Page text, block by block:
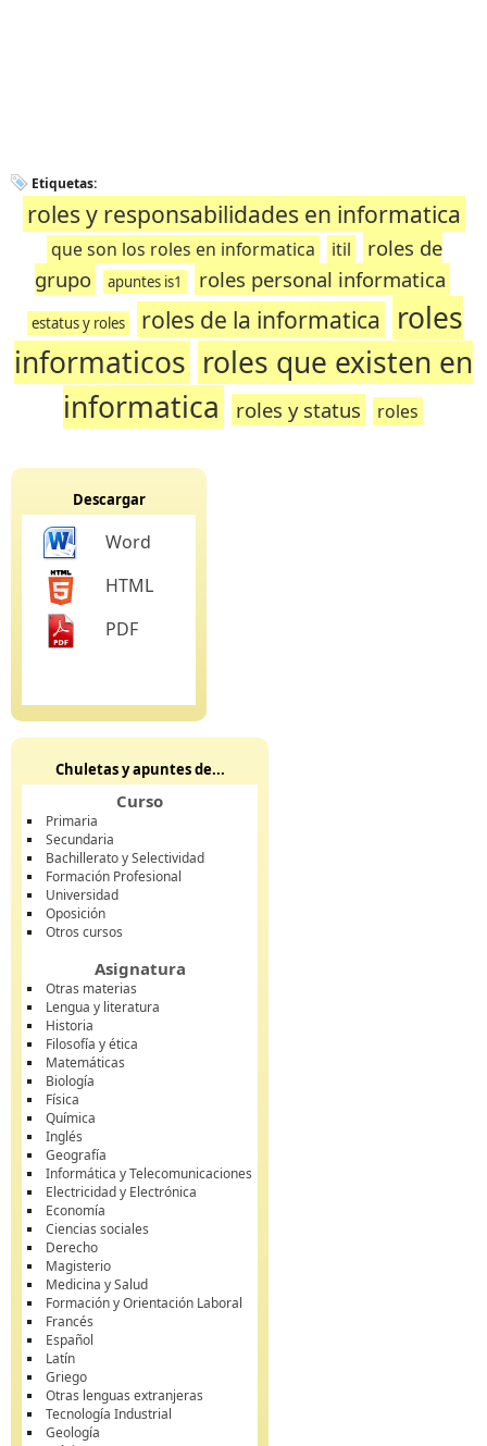
Etiquetas:
roles y responsabilidades en informatica
que son los roles en informatica itil
roles de
grupo
apuntes is1 roles personal informatica
estatus y roles roles de la informatica
roles
informaticos roles que existen en
informatica
roles y status roles
Descargar
Word
HTML
PDF
Chuletas y apuntes de...
Curso
Primaria
Secundaria
Bachillerato y Selectividad
Formación Profesional
Universidad
Oposición
Otros cursos
Asignatura
Otras materias
Lengua y literatura
Historia
Filosofía y ética
Matemáticas
Biología
Física
Química
Inglés
Geografía
Informática y Telecomunicaciones
Electricidad y Electrónica
Economía
Ciencias sociales
Derecho
Magisterio
Medicina y Salud
Formación y Orientación Laboral
Francés
Español
Latín
Griego
Otras lenguas extranjeras
Tecnología Industrial
Geología